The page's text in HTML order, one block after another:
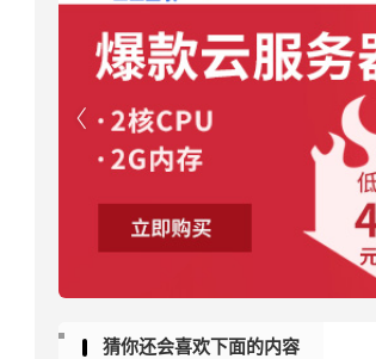

猜你还会喜欢下面的内容